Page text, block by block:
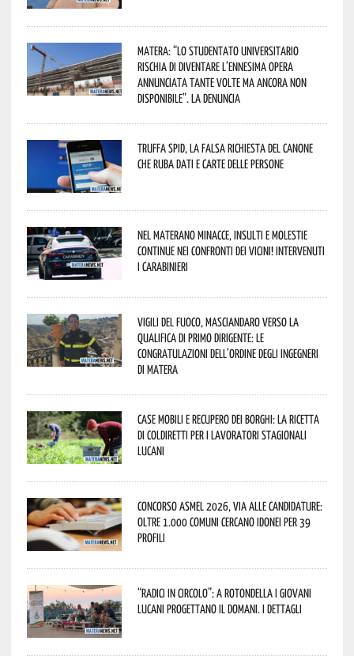
Matera: “Lo studentato universitario
rischia di diventare l’ennesima opera
annunciata tante volte ma ancora non
disponibile”. La denuncia
Truffa Spid, la falsa richiesta del canone
che ruba dati e carte delle persone
Nel materano minacce, insulti e molestie
continue nei confronti dei vicini! Intervenuti
i Carabinieri
Vigili del Fuoco, Masciandaro verso la
qualifica di Primo Dirigente: le
congratulazioni dell’Ordine degli Ingegneri
di Matera
Case mobili e recupero dei borghi: la ricetta
di Coldiretti per i lavoratori stagionali
lucani
Concorso Asmel 2026, via alle candidature:
oltre 1.000 Comuni cercano idonei per 39
profili
“Radici in Circolo”: a Rotondella i giovani
lucani progettano il domani. I dettagli